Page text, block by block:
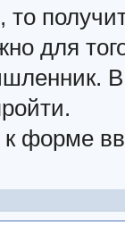
то
для
В
форме